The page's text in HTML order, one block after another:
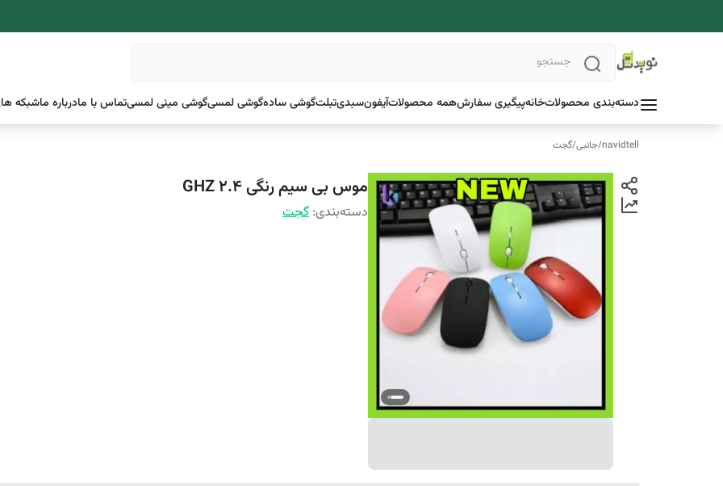
دسته‌بندی محصولاتخانهپیگیری سفارشهمه محصولاتآیفونسبدیتبلتگوشی سادهگوشی لمسیگوشی مینی لمسیتماس با مادرباره ماشبکه
navidtell
/جانبی/گجت
موس بی سیم رنگی 2.4 GHZ
دسته‌بندی: گجت